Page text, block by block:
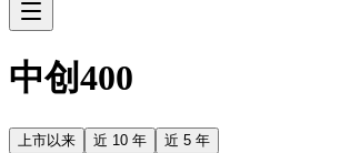
中创400
上市以来 近 10 年 近 5 年